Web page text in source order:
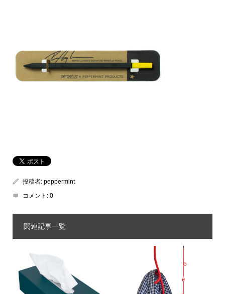
投稿者: peppermint
コメント: 0
関連記事一覧